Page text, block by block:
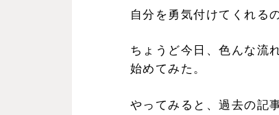
自分を勇気付けてくれる
ちょうど今日、色んな流
始めてみた。
やってみると、過去の記